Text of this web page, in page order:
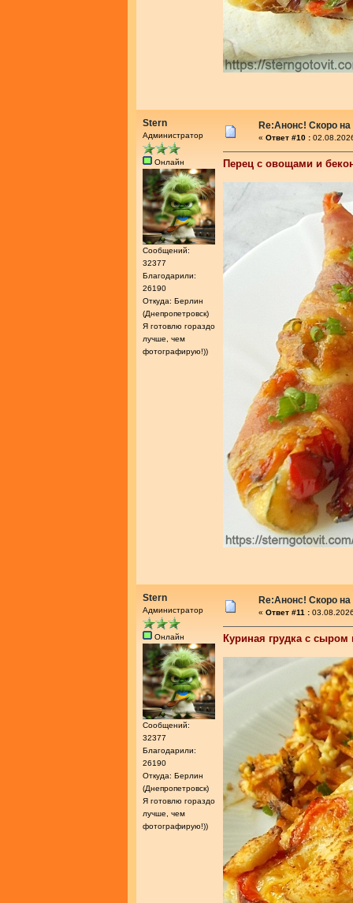
Stern
Администратор
Онлайн
Сообщений:
32377
Благодарили:
26190
Откуда: Берлин
(Днепропетровск)
Я готовлю гораздо
лучше, чем
фотографирую!))
Re:Анонс! Скоро
« Ответ #10 :
Перец с овощами и
Stern
Администратор
Онлайн
Сообщений:
32377
Благодарили:
26190
Откуда: Берлин
(Днепропетровск)
Я готовлю гораздо
лучше, чем
фотографирую!))
Re:Анонс! Скоро
« Ответ #11 :
Куриная грудка с сыром